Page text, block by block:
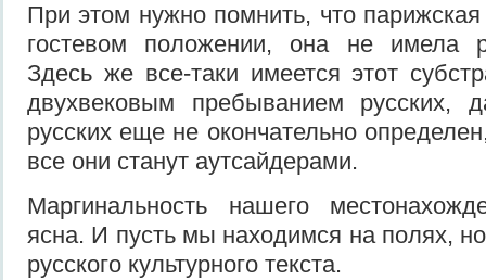
При этом нужно помнить, что
гостевом положении, она не имела
Здесь же все-таки имеется этот
двухвековым пребыванием русских,
русских еще не окончательно
все они станут аутсайдерами.
Маргинальность нашего
ясна. И пусть мы находимся на полях,
русского культурного текста.